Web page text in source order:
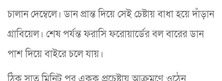
চালান দেম্বেলে। ডান প্রান্ত দিয়ে সেই চেষ্টায় বাধা হয়ে দাঁড়ান
গ্রাবিয়েল। শেষ পর্যন্ত ফরাসি ফরোয়ার্ডের বল বারের ডান
পাশ দিয়ে বাইরে চলে যায়।